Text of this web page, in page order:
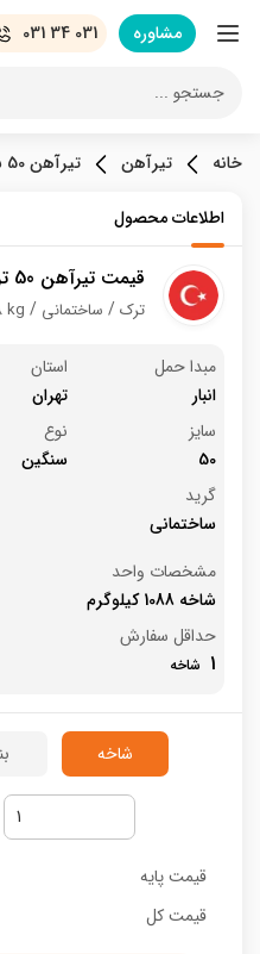
مشاوره 031 34 031
جستجو ...
خانه تیرآهن تیرآهن 50 سنگین - 12 متر
اطلاعات محصول
قیمت تیرآهن 50 ترک
kg ساختمانی ترک
مبدا حمل
انبار
استان
تهران
سایز
50
نوع
سنگین
گرید
ساختمانی
مشخصات واحد
شاخه 1088 کیلوگرم
حداقل سفارش
1
شاخه
قیمت پایه
قیمت کل